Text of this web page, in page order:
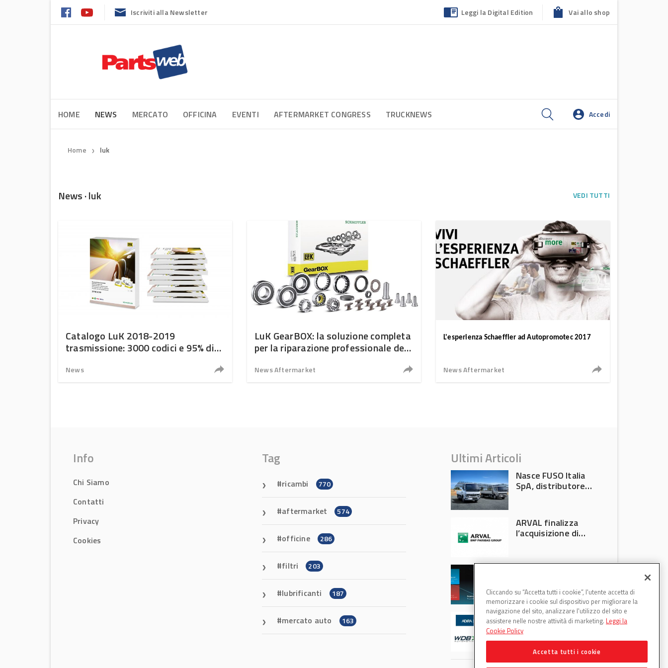
Iscriviti alla Newsletter Leggi la Digital Edition Vai allo shop
HOME NEWS MERCATO OFFICINA EVENTI AFTERMARKET CONGRESS TRUCKNEWS Accedi
Home ❯ luk
News · luk VEDI TUTTI
Catalogo LuK 2018-2019
trasmissione: 3000 codici e 95% di
News
LuK GearBOX: la soluzione completa
per la riparazione professionale dei
News Aftermarket
L'esperienza Schaeffler ad Autopromotec 2017
News Aftermarket
Info
Chi Siamo
Contatti
Privacy
Cookies
Tag
ricambi 770
aftermarket 574
officine 286
filtri 203
lubrificanti 187
mercato auto 163
Ultimi Articoli
Nasce FUSO Italia
SpA, distributore
ARVAL finalizza
l’acquisizione di
Francoforte 2026
WDB Automotive
(Axitecnica) e Di.Pa.
Sport entrano in
ADIRA
Cliccando su “Accetta tutti i cookie”, l'utente accetta di
memorizzare i cookie sul dispositivo per migliorare la
navigazione del sito, analizzare l'utilizzo del sito e
assistere nelle nostre attività di marketing. Leggi la
Cookie Policy
Accetta tutti i cookie